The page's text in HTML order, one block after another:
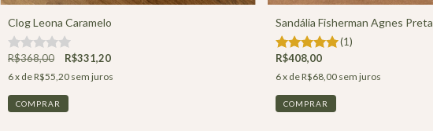
Clog Leona Caramelo
R$368,00 R$331,20
6x deR$55,20 sem juros
COMPRAR
Sandália Fisherman Agnes Preta
(1)
R$408,00
6x deR$68,00 sem juros
COMPRAR